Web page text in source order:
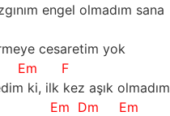
engel olmadım sana
cesaretim yok
Em
F
ki, ilk kez aşık olmadım
Em Dm
Em